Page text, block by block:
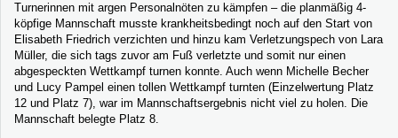
Turnerinnen mit argen Personalnöten zu kämpfen – die planmäßig 4-
köpfige Mannschaft musste krankheitsbedingt noch auf den Start von
Elisabeth Friedrich verzichten und hinzu kam Verletzungspech von Lara
Müller, die sich tags zuvor am Fuß verletzte und somit nur einen
abgespeckten Wettkampf turnen konnte. Auch wenn Michelle Becher
und Lucy Pampel einen tollen Wettkampf turnten (Einzelwertung Platz
12 und Platz 7), war im Mannschaftsergebnis nicht viel zu holen. Die
Mannschaft belegte Platz 8.